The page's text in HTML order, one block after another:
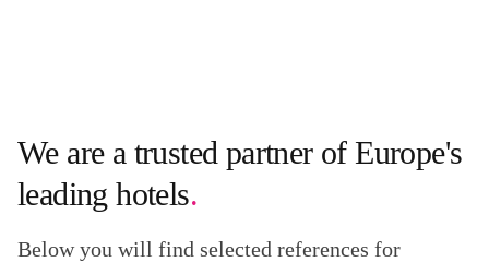
We are a trusted partner of Europe's
leading hotels.
Below you will find selected references for